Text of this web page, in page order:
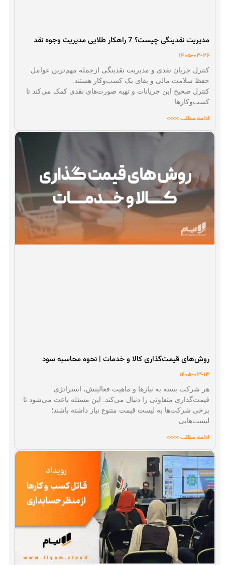
مدیریت نقدینگی چیست؟ 7 راهکار طلایی مدیریت وجوه نقد
1405-03-26
کنترل جریان نقدی و مدیریت نقدینگی ازجمله مهم‌ترین عوامل
حفظ سلامت مالی و بقای یک کسب‌و‌کار هستند.
کنترل صحیح این جریانات و تهیه صورت‌های نقدی کمک می‌کند تا
کسب‌وکارها
ادامه مطلب >>>>
روش‌های قیمت‌گذاری کالا و خدمات | نحوه محاسبه سود
1405-03-13
هر شرکت بسته به نیازها و ماهیت فعالیتش، استراتژی
قیمت‌گذاری متفاوتی را دنبال می‌کند. این مسئله باعث می‌شود تا
برخی شرکت‌ها به لیست قیمت متنوع نیاز داشته باشند؛
لیست‌هایی
ادامه مطلب >>>>